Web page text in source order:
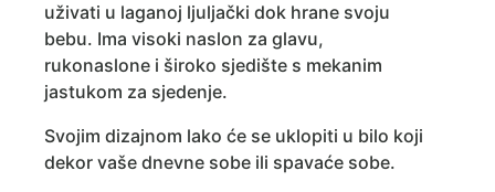
uživati u laganoj ljuljački dok hrane svoju
bebu. Ima visoki naslon za glavu,
rukonaslone i široko sjedište s mekanim
jastukom za sjedenje.
Svojim dizajnom lako će se uklopiti u bilo koji
dekor vaše dnevne sobe ili spavaće sobe.